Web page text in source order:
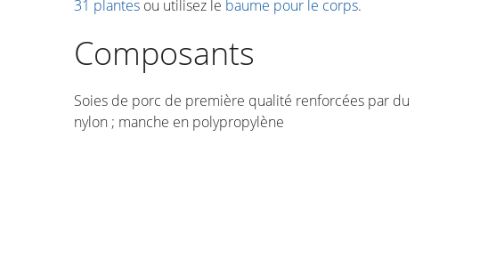
31 plantes ou utilisez le baume pour le corps.
Composants
Soies de porc de première qualité renforcées par du
nylon ; manche en polypropylène